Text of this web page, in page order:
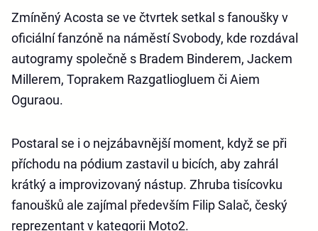
Zmíněný Acosta se ve čtvrtek setkal s fanoušky v
oficiální fanzóně na náměstí Svobody, kde rozdával
autogramy společně s Bradem Binderem, Jackem
Millerem, Toprakem Razgatliogluem či Aiem
Oguraou.
Postaral se i o nejzábavnější moment, když se při
příchodu na pódium zastavil u bicích, aby zahrál
krátký a improvizovaný nástup. Zhruba tisícovku
fanoušků ale zajímal především Filip Salač, český
reprezentant v kategorii Moto2.